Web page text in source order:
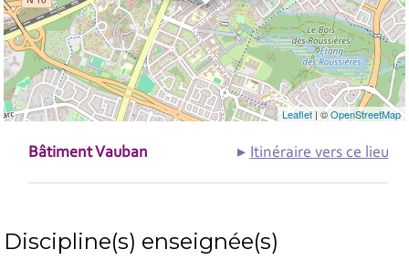
Leaflet| ©OpenStreetMap
Itinéraire vers ce lieu
Bâtiment Vauban
Discipline(s) enseignée(s)